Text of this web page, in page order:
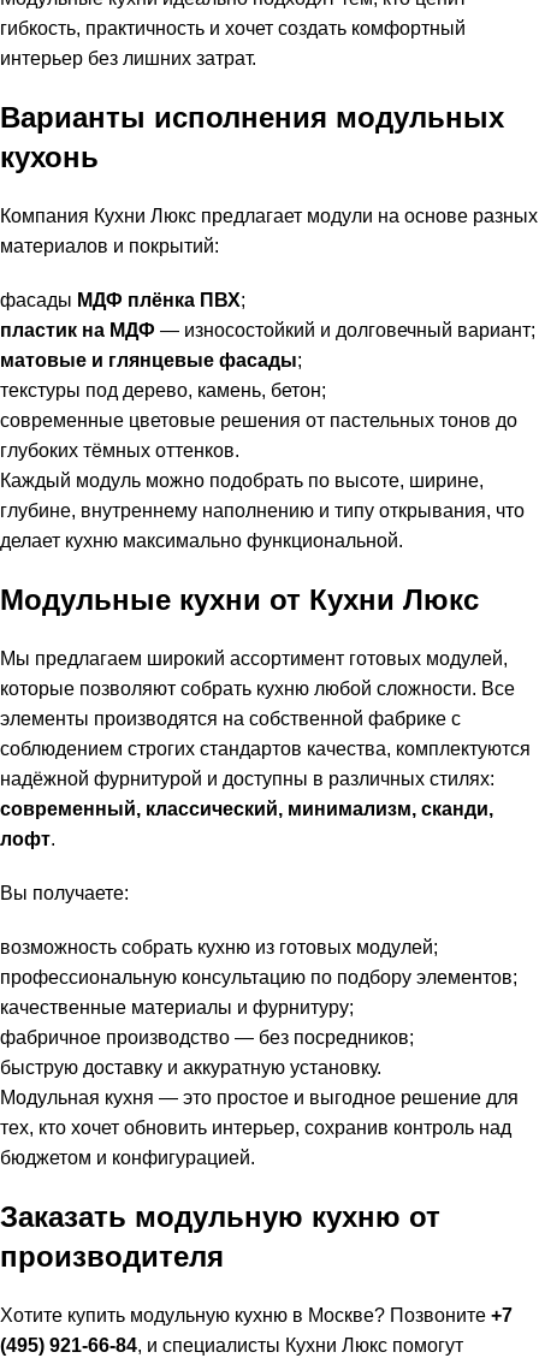
гибкость, практичность и хочет создать комфортный
интерьер без лишних затрат.
Варианты исполнения модульных
кухонь
Компания Кухни Люкс предлагает модули на основе разных
материалов и покрытий:
фасады МДФ плёнка ПВХ;
пластик на МДФ — износостойкий и долговечный вариант;
матовые и глянцевые фасады;
текстуры под дерево, камень, бетон;
современные цветовые решения от пастельных тонов до
глубоких тёмных оттенков.
Каждый модуль можно подобрать по высоте, ширине,
глубине, внутреннему наполнению и типу открывания, что
делает кухню максимально функциональной.
Модульные кухни от Кухни Люкс
Мы предлагаем широкий ассортимент готовых модулей,
которые позволяют собрать кухню любой сложности. Все
элементы производятся на собственной фабрике с
соблюдением строгих стандартов качества, комплектуются
надёжной фурнитурой и доступны в различных стилях:
современный, классический, минимализм, сканди,
лофт.
Вы получаете:
возможность собрать кухню из готовых модулей;
профессиональную консультацию по подбору элементов;
качественные материалы и фурнитуру;
фабричное производство — без посредников;
быструю доставку и аккуратную установку.
Модульная кухня — это простое и выгодное решение для
тех, кто хочет обновить интерьер, сохранив контроль над
бюджетом и конфигурацией.
Заказать модульную кухню от
производителя
Хотите купить модульную кухню в Москве? Позвоните +7
(495) 921-66-84, и специалисты Кухни Люкс помогут